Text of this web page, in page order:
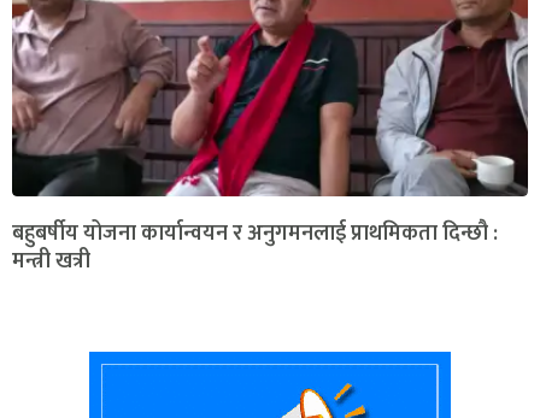
बहुबर्षीय योजना कार्यान्वयन र अनुगमनलाई प्राथमिकता दिन्छौ :
मन्त्री खत्री